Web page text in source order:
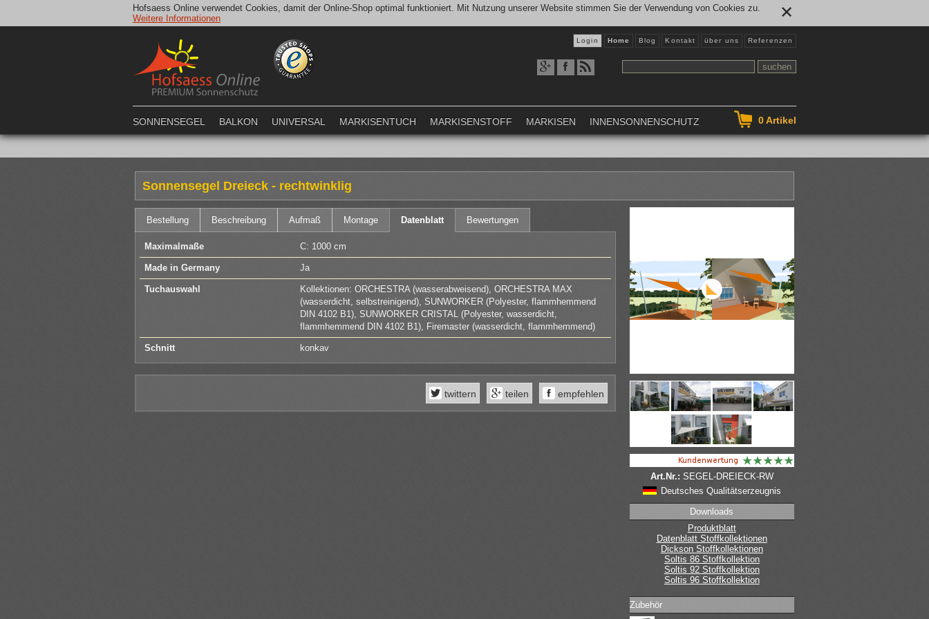
Hofsaess Online verwendet Cookies, damit der Online-Shop optimal funktioniert. Mit Nutzung unserer Website stimmen Sie der Verwendung von Cookies zu.
Weitere Informationen
✕
Login Home Blog Kontakt über uns Referenzen
0Artikel
SONNENSEGEL BALKON UNIVERSAL MARKISENTUCH MARKISENSTOFF MARKISEN INNENSONNENSCHUTZ
Sonnensegel Dreieck - rechtwinklig
Art.Nr.: SEGEL-DREIECK-RW
Deutsches Qualitätserzeugnis
Downloads
Produktblatt
Datenblatt Stoffkollektionen
Dickson Stoffkollektionen
Soltis 86 Stoffkollektion
Soltis 92 Stoffkollektion
Soltis 96 Stoffkollektion
Zubehör
Bestellung Beschreibung Aufmaß Montage Datenblatt Bewertungen
Maximalmaße C: 1000 cm
Made in Germany Ja
Tuchauswahl
Kollektionen: ORCHESTRA (wasserabweisend), ORCHESTRA MAX
(wasserdicht, selbstreinigend), SUNWORKER (Polyester, flammhemmend
DIN 4102 B1), SUNWORKER CRISTAL (Polyester, wasserdicht,
flammhemmend DIN 4102 B1), Firemaster (wasserdicht, flammhemmend)
Schnitt konkav
empfehlen
teilen
twittern